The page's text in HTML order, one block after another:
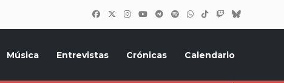
Música Entrevistas Crónicas Calendario